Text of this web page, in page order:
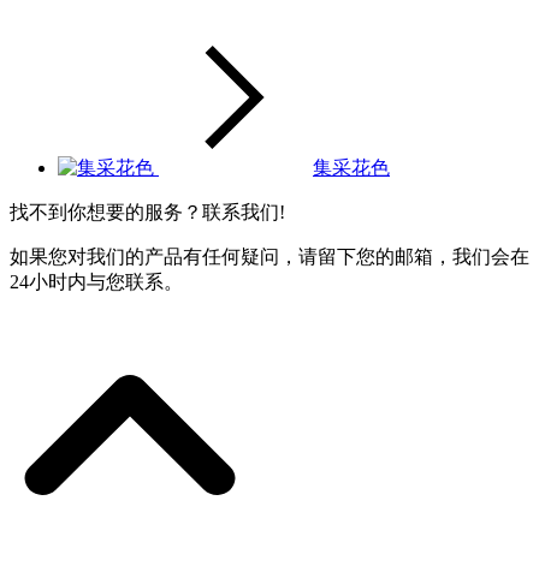
集采花色
找不到你想要的服务？联系我们!
如果您对我们的产品有任何疑问，请留下您的邮箱，我们会在
24小时内与您联系。